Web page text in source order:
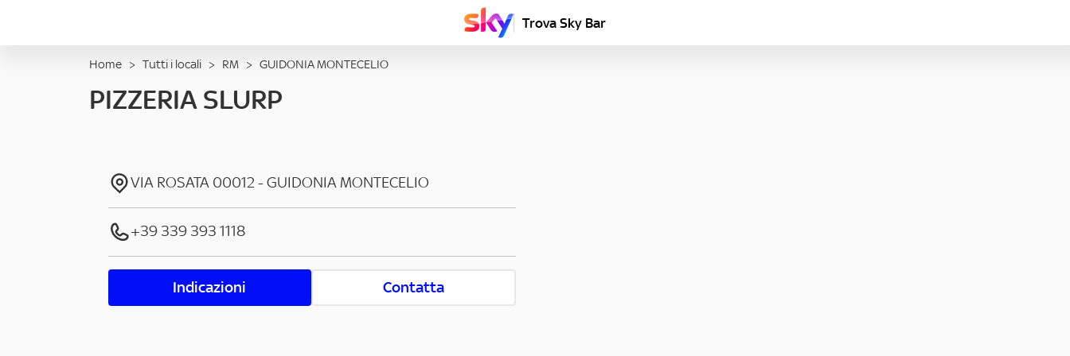
Trova Sky Bar
Home > Tutti i locali > RM > GUIDONIA MONTECELIO
PIZZERIA SLURP
VIA ROSATA 00012-GUIDONIA MONTECELIO
+39 339 393 1118
Indicazioni Contatta